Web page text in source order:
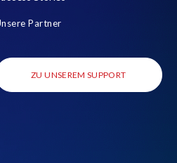
Partner
ZU UNSEREM SUPPORT